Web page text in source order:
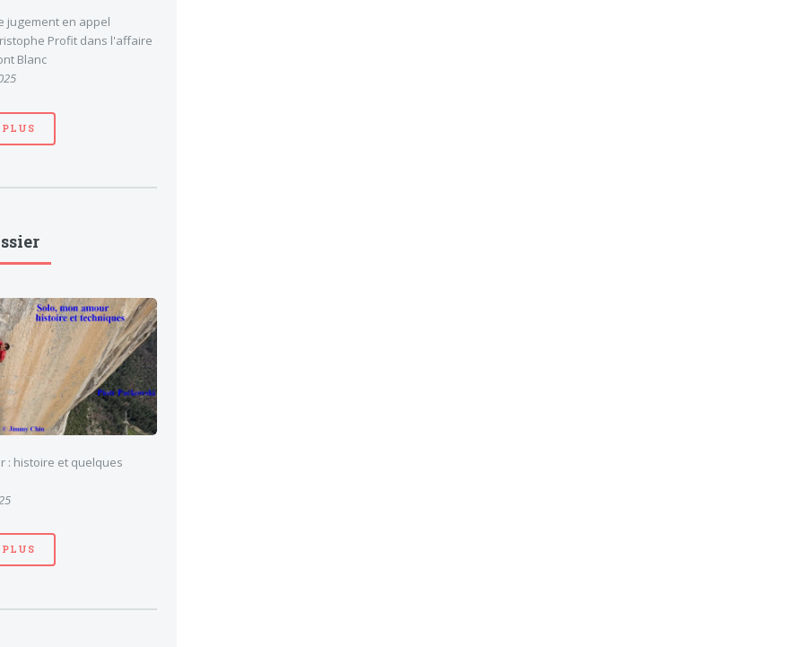
jugement en appel
Profit dans l'affaire
Blanc
PLUS
: histoire et quelques
PLUS